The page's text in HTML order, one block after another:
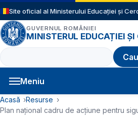
Sari la conținutul principal
Site oficial al Ministerului Educației și
GUVERNUL ROMÂNIEI
MINISTERUL EDUCAȚIEI ȘI
Caută
Meniu
Navigație principală
Cale de navigare
Acasă
Resurse
Plan național cadru de acțiune pentru